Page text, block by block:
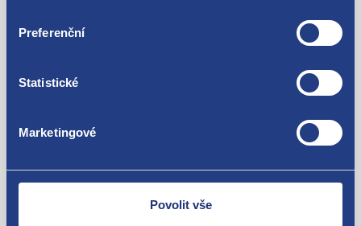
Preferenční
Statistické
Marketingové
Povolit vše
Nejste spokojeni? Vyřešíme to!
zakoupení. Nebo vám pošleme náhradu.